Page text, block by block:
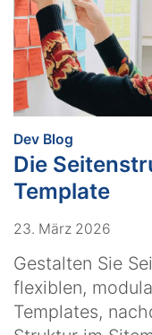
Dev Blog
Die
Template
23. März 2026
Gestalten Sie
flexiblen,
Templates,